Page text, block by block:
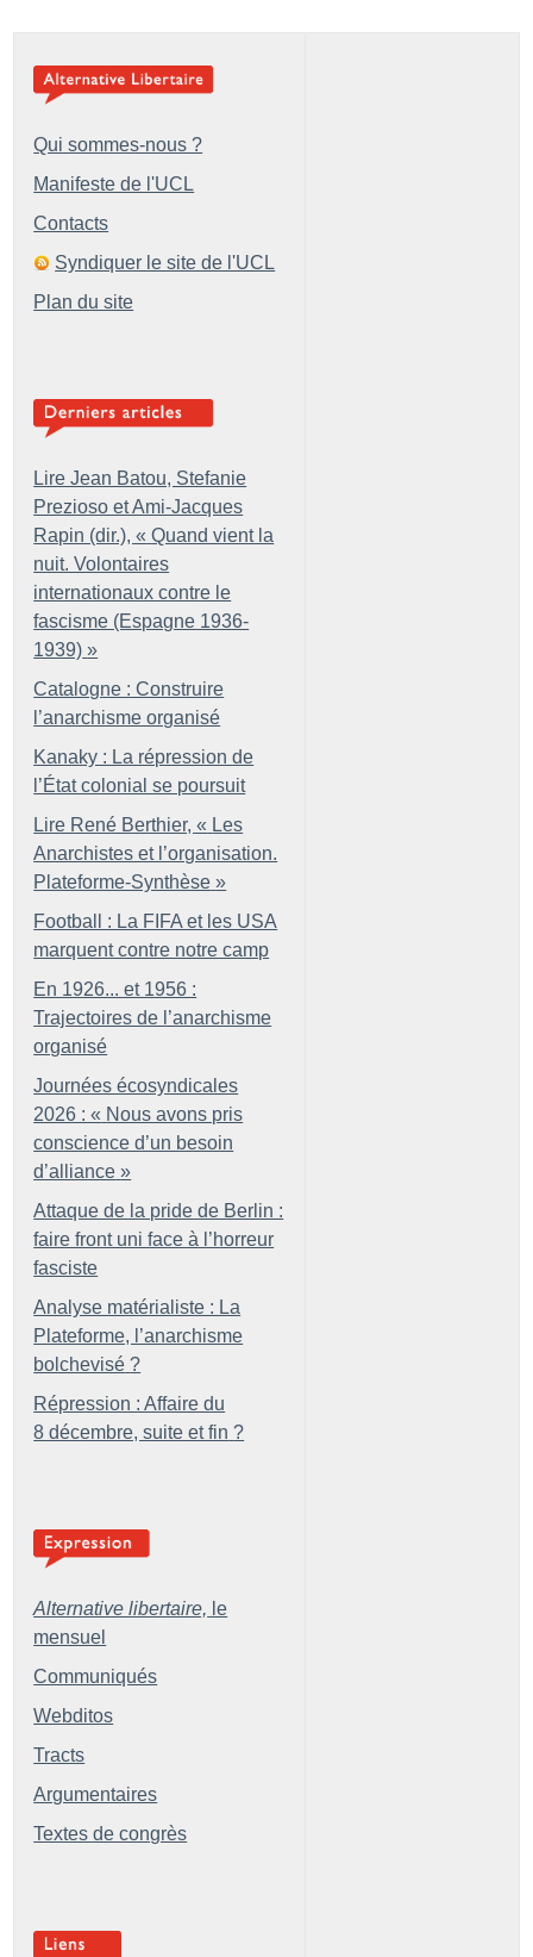
Qui sommes-nous ?
Manifeste de l'UCL
Contacts
Syndiquer le site de l'UCL
Plan du site
Lire Jean Batou, Stefanie
Prezioso et Ami-Jacques
Rapin (dir.), « Quand vient la
nuit. Volontaires
internationaux contre le
fascisme (Espagne 1936-
1939) »
Catalogne : Construire
l’anarchisme organisé
Kanaky : La répression de
l’État colonial se poursuit
Lire René Berthier, « Les
Anarchistes et l’organisation.
Plateforme-Synthèse »
Football : La FIFA et les USA
marquent contre notre camp
En 1926... et 1956 :
Trajectoires de l’anarchisme
organisé
Journées écosyndicales
2026 : « Nous avons pris
conscience d’un besoin
d’alliance »
Attaque de la pride de Berlin :
faire front uni face à l’horreur
fasciste
Analyse matérialiste : La
Plateforme, l’anarchisme
bolchevisé ?
Répression : Affaire du
8 décembre, suite et fin ?
Alternative libertaire, le
mensuel
Communiqués
Webditos
Tracts
Argumentaires
Textes de congrès